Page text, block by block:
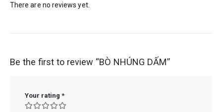
There are no reviews yet.
Be the first to review “BÒ NHÚNG DẤM”
Your rating *